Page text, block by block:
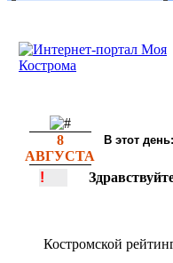
8
АВГУСТА
В этот день:
!
Костромской